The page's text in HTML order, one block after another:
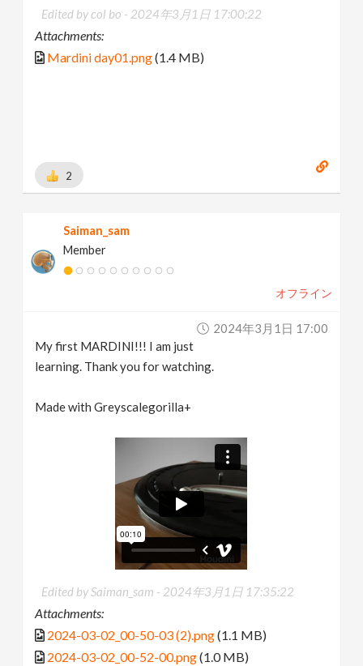
Edited by col bo - 2024年3月1日 17:00:22
Attachments:
Mardini day01.png(1.4 MB)
2
Saiman_sam
Member
オフライン
2024年3月1日 17:00
My first MARDINI!!! I am just
learning. Thank you for watching.
Made with Greyscalegorilla+
Edited by Saiman_sam - 2024年3月1日 17:35:22
Attachments:
2024-03-02_00-50-03 (2).png(1.1 MB)
2024-03-02_00-52-00.png(1.0 MB)